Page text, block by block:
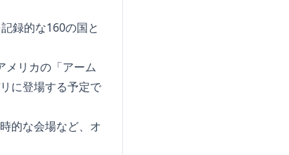
録的な160の国と
メリカの「アーム
に登場する予定で
的な会場など、オ